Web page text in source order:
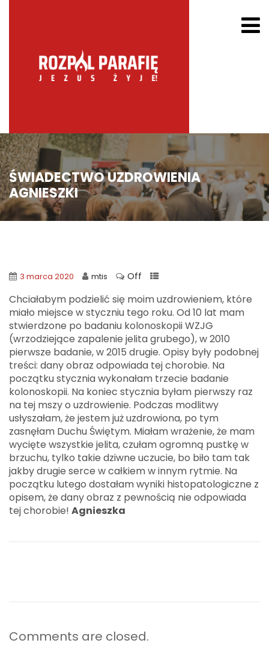
ŚWIADECTWO UZDROWIENIA
AGNIESZKI
3 marca 2020 mtis Off
Chciałabym podzielić się moim uzdrowieniem, które
miało miejsce w styczniu tego roku. Od 10 lat mam
stwierdzone po badaniu kolonoskopii WZJG
(wrzodziejące zapalenie jelita grubego), w 2010
pierwsze badanie, w 2015 drugie. Opisy były podobnej
treści: dany obraz odpowiada tej chorobie. Na
początku stycznia wykonałam trzecie badanie
kolonoskopii. Na koniec stycznia byłam pierwszy raz
na tej mszy o uzdrowienie. Podczas modlitwy
usłyszałam, że jestem już uzdrowiona, po tym
zasnęłam Duchu Świętym. Miałam wrażenie, że mam
wycięte wszystkie jelita, czułam ogromną pustkę w
brzuchu, tylko takie dziwne uczucie, bo biło tam tak
jakby drugie serce w całkiem w innym rytmie. Na
początku lutego dostałam wyniki histopatologiczne z
opisem, że dany obraz z pewnością nie odpowiada
tej chorobie! Agnieszka
Comments are closed.